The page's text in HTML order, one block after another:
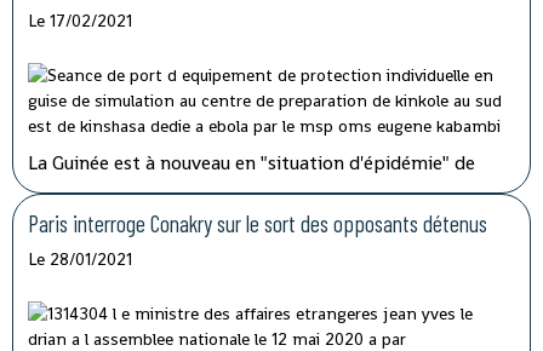
Le 17/02/2021
La Guinée est à nouveau en "situation d'épidémie" de
fièvre hémorragique, après l'apparition ces derniers jours
dans le sud-est du pays de sept cas, dont trois
mortels.L'organisation mondiale de la Santé (OMS) va
face à la résurgence de l'épidémie de fièvre
hémorragiqueEbola, confirmée dimanche
Paris interroge Conakry sur le sort des opposants détenus
Le 28/01/2021